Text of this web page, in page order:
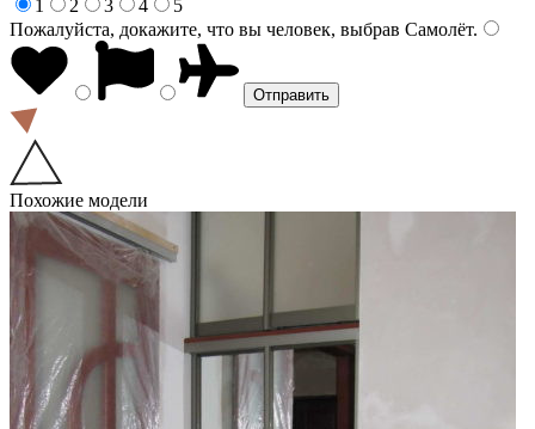
1
2 3 4
5
Пожалуйста, докажите, что вы человек, выбрав Самолёт.
Похожие модели